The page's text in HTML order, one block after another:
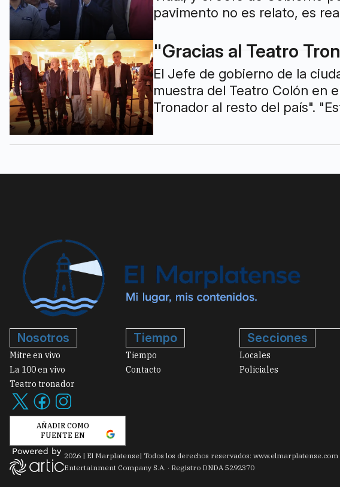
pavimento no es relato, es
"Gracias al Teatro
El Jefe de gobierno de la
muestra del Teatro Colón en
Tronador al resto del país".
Nosotros
Mitre en vivo
La 100 en vivo
Teatro tronador
AÑADIR COMO
FUENTE EN
Tiempo
Tiempo
Contacto
Secciones
Locales
Policiales
2026 | El Marplatense| Todos los derechos reservados: www.elmarplatense.com
Entertainment Company S.A. · Registro DNDA 5292370